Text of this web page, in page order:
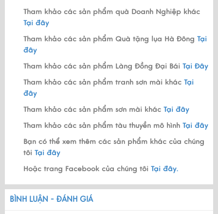
Tham khảo các sản phẩm quà Doanh Nghiệp khác
Tại đây
Tham khảo các sản phẩm Quà tặng lụa Hà Đông Tại
đây
Tham khảo các sản phẩm Làng Đồng Đại Bái Tại Đây
Tham khảo các sản phẩm tranh sơn mài khác Tại
đây
Tham khảo các sản phẩm sơn mài khác Tại đây
Tham khảo các sản phẩm tàu thuyền mô hình Tại đây
Bạn có thể xem thêm các sản phẩm khác của chúng
tôi Tại đây
Hoặc trang Facebook của chúng tôi Tại đây.
BÌNH LUẬN - ĐÁNH GIÁ